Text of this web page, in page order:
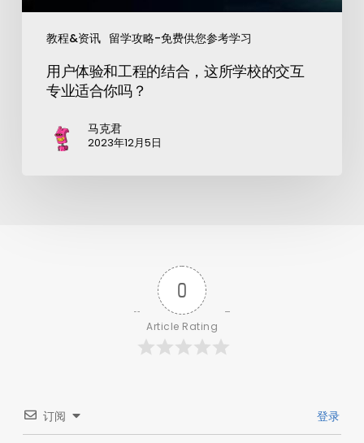
教程&资讯 留学攻略-免费供您参考学习
用户体验和工程的结合，这所学校的交互
专业适合你吗？
马克君
2023年12月5日
0
Article Rating
订阅 登录